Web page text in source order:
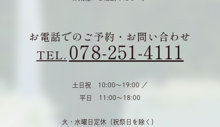
お電話でのご予約・お問い合わせ
TEL. 078-251-4111
土日祝 10:00〜19:00 ／
平日 11:00〜18:00
火・水曜日定休（祝祭日を除く）